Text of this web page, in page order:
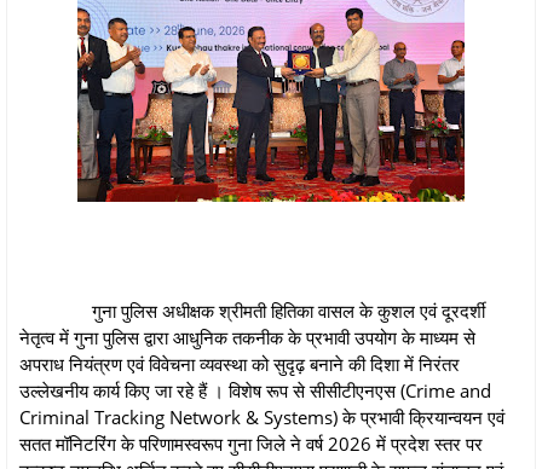
गुना पुलिस अधीक्षक श्रीमती हितिका वासल के कुशल एवं दूरदर्शी
नेतृत्व में गुना पुलिस द्वारा आधुनिक तकनीक के प्रभावी उपयोग के माध्यम से
अपराध नियंत्रण एवं विवेचना व्यवस्था को सुदृढ़ बनाने की दिशा में निरंतर
उल्लेखनीय कार्य किए जा रहे हैं । विशेष रूप से सीसीटीएनएस (Crime and
Criminal Tracking Network & Systems) के प्रभावी क्रियान्वयन एवं
सतत मॉनिटरिंग के परिणामस्वरूप गुना जिले ने वर्ष 2026 में प्रदेश स्तर पर